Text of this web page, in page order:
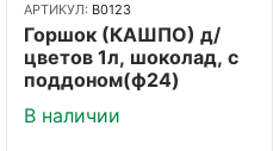
АРТИКУЛ: В0123
Горшок (КАШПО) д/
цветов 1л, шоколад, с
поддоном(ф24)
В наличии